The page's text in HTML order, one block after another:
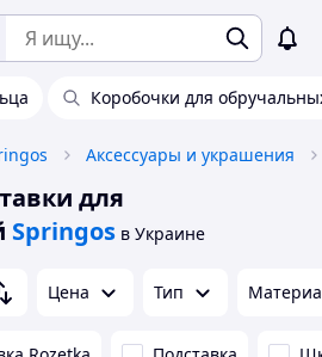
Коробочки для
Аксессуары и украшения
для
Springos в Украине
Цена Тип